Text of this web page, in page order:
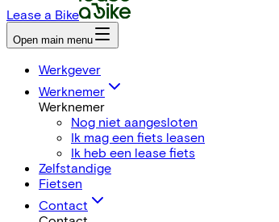
Lease a Bike
Open main menu
Werkgever
Werknemer
Werknemer
Nog niet aangesloten
Ik mag een fiets leasen
Ik heb een lease fiets
Zelfstandige
Fietsen
Contact